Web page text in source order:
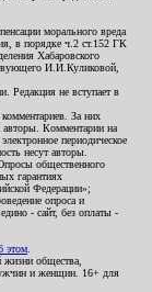
морального вреда
в порядке ч.2 ст.152 ГК
Хабаровского
И.И.Куликовой,
Редакция не вступает в
За них
авторы. Комментарии на
периодическое
несут авторы.
общественного
гарантиях
Федерации»;
опроса и
- сайт, без оплаты -
этом
жизни общества,
и женщин. 16+ для